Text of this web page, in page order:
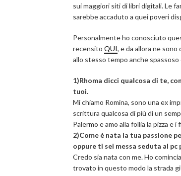
sui maggiori siti di libri digitali. Le
sarebbe accaduto a quei poveri
Personalmente ho conosciuto
recensito QUI, e da allora ne
allo stesso tempo anche
1)Rhoma dicci qualcosa di te,
tuoi.
Mi chiamo Romina, sono una ex
scrittura qualcosa di più di un
Palermo e amo alla follia la pizza e
2)Come è nata la tua passione
oppure ti sei messa seduta al pc
Credo sia nata con me. Ho
trovato in questo modo la strada